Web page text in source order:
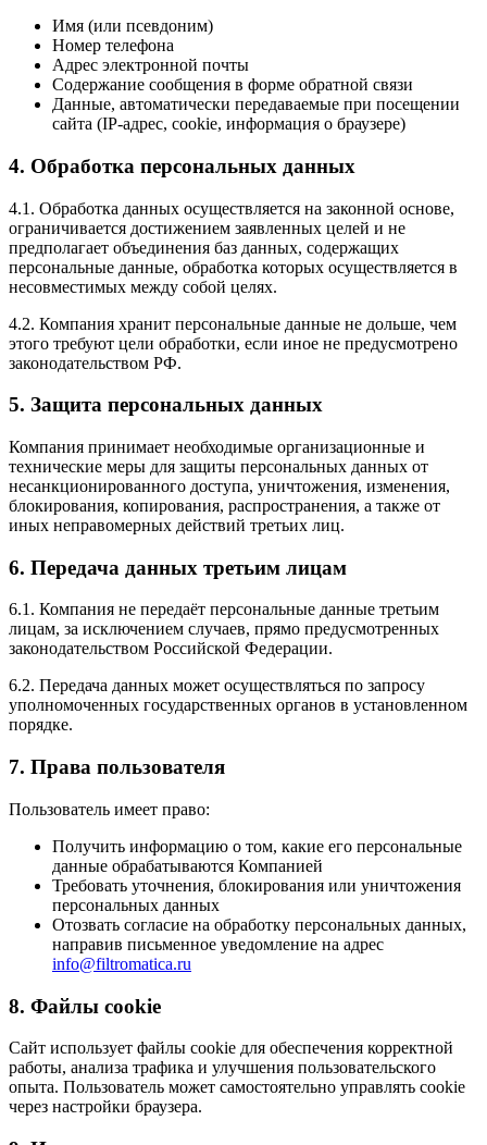
Имя (или псевдоним)
Номер телефона
Адрес электронной почты
Содержание сообщения в форме обратной связи
Данные, автоматически передаваемые при посещении
сайта (IP-адрес, cookie, информация о браузере)
4. Обработка персональных данных
4.1. Обработка данных осуществляется на законной основе,
ограничивается достижением заявленных целей и не
предполагает объединения баз данных, содержащих
персональные данные, обработка которых осуществляется в
несовместимых между собой целях.
4.2. Компания хранит персональные данные не дольше, чем
этого требуют цели обработки, если иное не предусмотрено
законодательством РФ.
5. Защита персональных данных
Компания принимает необходимые организационные и
технические меры для защиты персональных данных от
несанкционированного доступа, уничтожения, изменения,
блокирования, копирования, распространения, а также от
иных неправомерных действий третьих лиц.
6. Передача данных третьим лицам
6.1. Компания не передаёт персональные данные третьим
лицам, за исключением случаев, прямо предусмотренных
законодательством Российской Федерации.
6.2. Передача данных может осуществляться по запросу
уполномоченных государственных органов в установленном
порядке.
7. Права пользователя
Пользователь имеет право:
Получить информацию о том, какие его персональные
данные обрабатываются Компанией
Требовать уточнения, блокирования или уничтожения
персональных данных
Отозвать согласие на обработку персональных данных,
направив письменное уведомление на адрес
info@filtromatica.ru
8. Файлы cookie
Сайт использует файлы cookie для обеспечения корректной
работы, анализа трафика и улучшения пользовательского
опыта. Пользователь может самостоятельно управлять cookie
через настройки браузера.